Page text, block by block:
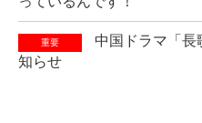
重要
中国ドラマ「長
知らせ